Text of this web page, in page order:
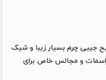
جیبی چرم بسیار زیبا و شیک
و مجالس خاص برای